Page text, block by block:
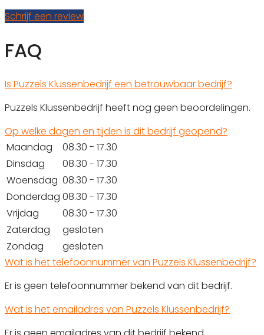
Schrijf een review
FAQ
Is Puzzels Klussenbedrijf een betrouwbaar bedrijf?
Puzzels Klussenbedrijf heeft nog geen beoordelingen.
Op welke dagen en tijden is dit bedrijf geopend?
Maandag
08.30 - 17.30
Dinsdag
08.30 - 17.30
Woensdag 08.30 - 17.30
Donderdag 08.30 - 17.30
Vrijdag
08.30 - 17.30
Zaterdag
gesloten
Zondag
gesloten
Wat is het telefoonnummer van Puzzels Klussenbedrijf?
Er is geen telefoonnummer bekend van dit bedrijf.
Wat is het emailadres van Puzzels Klussenbedrijf?